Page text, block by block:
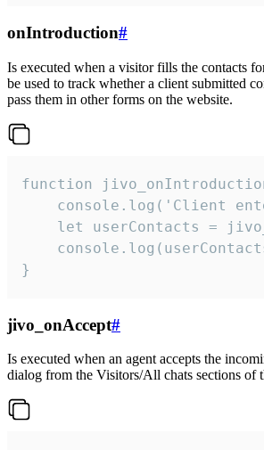
onIntroduction#
Is executed when a visitor fills the contacts
be used to track whether a client submitted
pass them in other forms on the website.
function
console.log('Client
let userContacts =
}
jivo_onAccept#
Is executed when an agent accepts the
dialog from the Visitors/All chats sections of